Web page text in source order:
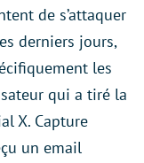
de s’attaquer
derniers jours,
les
qui a tiré la
X. Capture
un email